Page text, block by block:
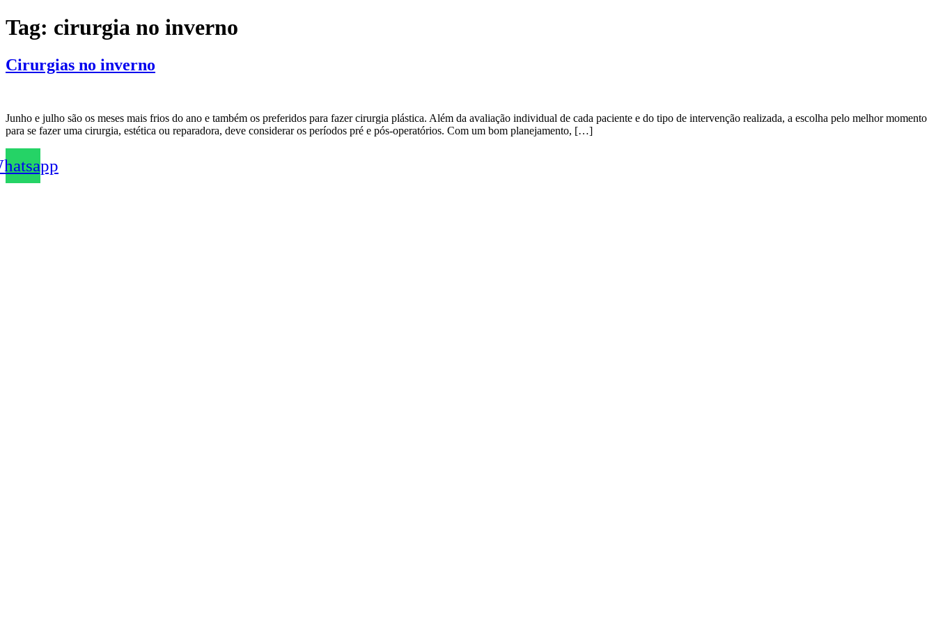
Ir
para
conteúdo
Tag: cirurgia no inverno
Cirurgias no inverno
Junho e julho são os meses mais frios do ano e também os preferidos para fazer cirurgia plástica. Além da avaliação individual de cada paciente e do tipo de intervenção realizada, a escolha pelo melhor momento
para se fazer uma cirurgia, estética ou reparadora, deve considerar os períodos pré e pós-operatórios. Com um bom planejamento, […]